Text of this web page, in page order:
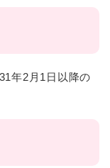
年2月1日以降の